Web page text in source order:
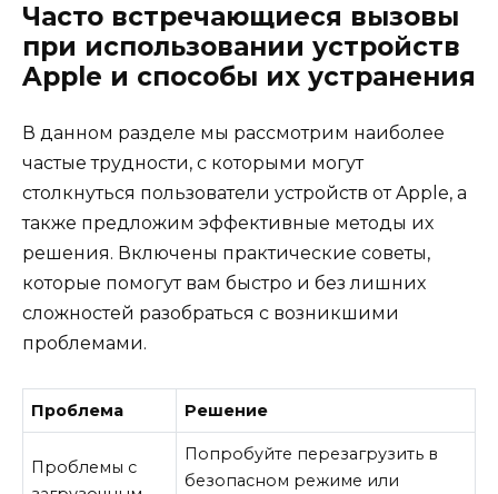
Часто встречающиеся вызовы
при использовании устройств
Apple и способы их устранения
В данном разделе мы рассмотрим наиболее
частые трудности, с которыми могут
столкнуться пользователи устройств от Apple, а
также предложим эффективные методы их
решения. Включены практические советы,
которые помогут вам быстро и без лишних
сложностей разобраться с возникшими
проблемами.
Проблема Решение
Проблемы с
Попробуйте перезагрузить в
безопасном режиме или